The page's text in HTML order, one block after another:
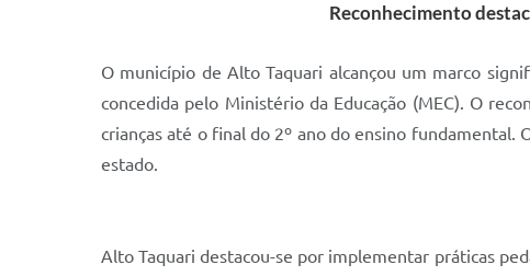
Reconhecimento
O município de Alto Taquari alcançou um marco
concedida pelo Ministério da Educação (MEC). O
crianças até o final do 2º ano do ensino fundamental.
estado.
Alto Taquari destacou-se por implementar práticas